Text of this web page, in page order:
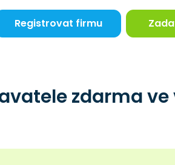
Registrovat firmu
zdarma ve